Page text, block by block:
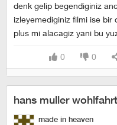
denk gelip begendiginiz
izleyemediginiz filmi ise bir
plus mi alacagiz yani bu
0 0
hans muller wohlfahrt
made in heaven